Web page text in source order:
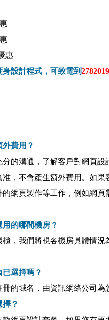
惠
設計程式，可致電到
費用？
的溝通，了解客戶對網頁設
，不會產生額外費用。如果
網頁製作等工作，例如網頁
的哪間機房？
，我們將視各機房具體情況
選擇嗎？
的域名，由資訊網絡公司為
擇？